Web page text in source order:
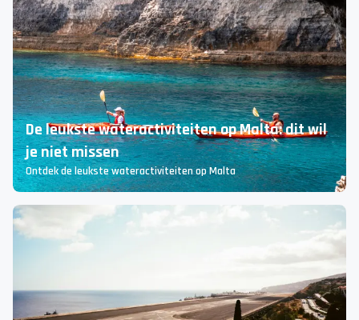
Sint Willibrordus: het geheime basecamp voor
een goedkope vakantie op Curacao
Alles wat je moet weten voordat je boekt
De leukste wateractiviteiten op Malta: dit wil
je niet missen